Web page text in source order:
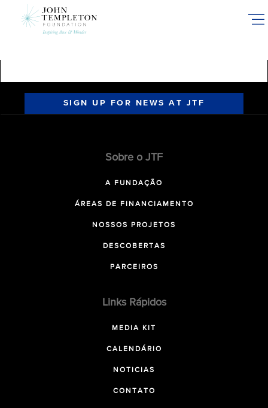
SIGN UP FOR NEWS AT JTF
Sobre o JTF
A FUNDAÇÃO
ÁREAS DE FINANCIAMENTO
NOSSOS PROJETOS
DESCOBERTAS
PARCEIROS
Links Rápidos
MEDIA KIT
CALENDÁRIO
NOTICIAS
CONTATO